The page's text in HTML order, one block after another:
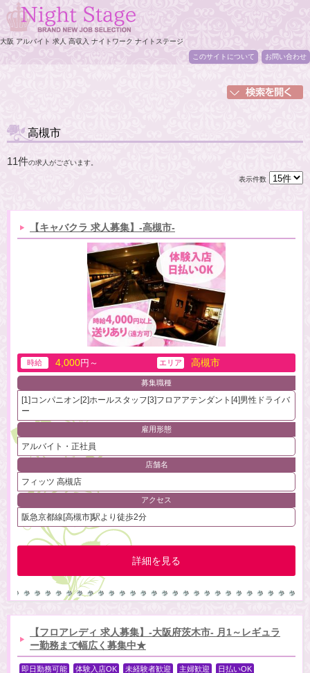
大阪 アルバイト 求人 高収入 ナイトワーク ナイトステージ
このサイトについて
お問い合わせ
高槻市
11件の求人がございます。
表示件数
【キャバクラ 求人募集】-高槻市-
時給 4,000円～ エリア 高槻市
募集職種
[1]コンパニオン[2]ホールスタッフ[3]フロアアテンダント[4]男性ドライバ
ー
雇用形態
アルバイト・正社員
店舗名
フィッツ 高槻店
アクセス
阪急京都線[高槻市]駅より徒歩2分
詳細を見る
【フロアレディ 求人募集】-大阪府茨木市- 月1～レギュラ
ー勤務まで幅広く募集中★
即日勤務可能 体験入店OK 未経験者歓迎 主婦歓迎
日払いOK